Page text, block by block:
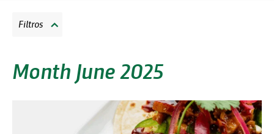
Month June 2025
Filtros